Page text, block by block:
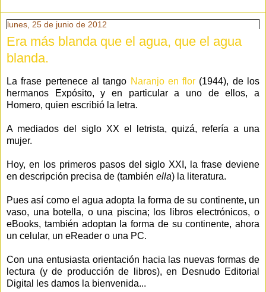
lunes, 25 de junio de 2012
Era más blanda que el agua, que el agua
blanda.
La frase pertenece al tango Naranjo en flor (1944), de los
hermanos Expósito, y en particular a uno de ellos, a
Homero, quien escribió la letra.
A mediados del siglo XX el letrista, quizá, refería a una
mujer.
Hoy, en los primeros pasos del siglo XXI, la frase deviene
en descripción precisa de (también ella) la literatura.
Pues así como el agua adopta la forma de su continente, un
vaso, una botella, o una piscina; los libros electrónicos, o
eBooks, también adoptan la forma de su continente, ahora
un celular, un eReader o una PC.
Con una entusiasta orientación hacia las nuevas formas de
lectura (y de producción de libros), en Desnudo Editorial
Digital les damos la bienvenida...